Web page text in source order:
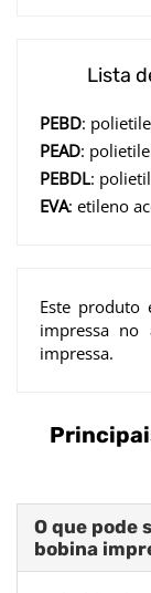
Lista
PEBD:
PEAD:
PEBDL:
EVA: etileno
Este produto
impressa no
impressa.
O que pode
bobina